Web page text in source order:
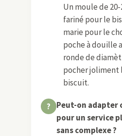
Un moule de
fariné pour le
marie pour le
poche à douille
ronde de
pocher joliment
biscuit.
Peut-on adapter
pour un service
sans complexe ?